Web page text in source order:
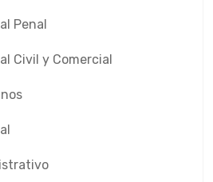
Penal
Civil y Comercial